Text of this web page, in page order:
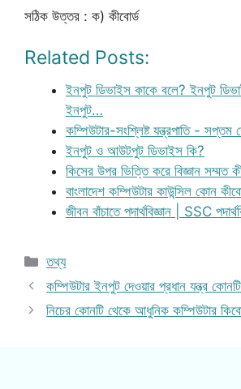
সঠিক উত্তর : ক) কীবোর্ড
Related Posts:
ইনপুট ডিভাইস কাকে বলে? ইনপুট
ইনপুট…
কম্পিউটার-সংশ্লিষ্ট যন্ত্রপাতি - সপ্তম
ইনপুট ও আউটপুট ডিভাইস কি?
কিসের উপর ভিত্তি করে বিজ্ঞান
বাংলাদেশ কম্পিউটার কাউন্সিল কোন
জীবন বাঁচাতে পদার্থবিজ্ঞান | SSC
Categories
তথ্য
কম্পিউটার ইনপুট দেওয়ার প্রধান যন্ত্র
নিচের কোনটি থেকে আধুনিক কম্পিউটার